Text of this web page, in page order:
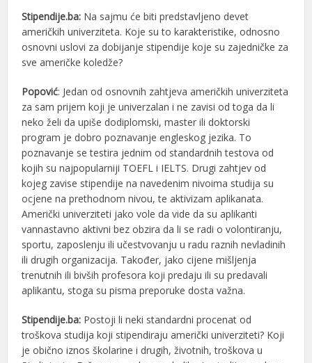
Stipendije.ba: Na sajmu će biti predstavljeno devet
američkih univerziteta. Koje su to karakteristike, odnosno
osnovni uslovi za dobijanje stipendije koje su zajedničke za
sve američke koledže?
Popović: Jedan od osnovnih zahtjeva američkih univerziteta
za sam prijem koji je univerzalan i ne zavisi od toga da li
neko želi da upiše dodiplomski, master ili doktorski
program je dobro poznavanje engleskog jezika. To
poznavanje se testira jednim od standardnih testova od
kojih su najpopularniji TOEFL i IELTS. Drugi zahtjev od
kojeg zavise stipendije na navedenim nivoima studija su
ocjene na prethodnom nivou, te aktivizam aplikanata.
Američki univerziteti jako vole da vide da su aplikanti
vannastavno aktivni bez obzira da li se radi o volontiranju,
sportu, zaposlenju ili učestvovanju u radu raznih nevladinih
ili drugih organizacija. Također, jako cijene mišljenja
trenutnih ili bivših profesora koji predaju ili su predavali
aplikantu, stoga su pisma preporuke dosta važna.
Stipendije.ba: Postoji li neki standardni procenat od
troškova studija koji stipendiraju američki univerziteti? Koji
je obično iznos školarine i drugih, životnih, troškova u